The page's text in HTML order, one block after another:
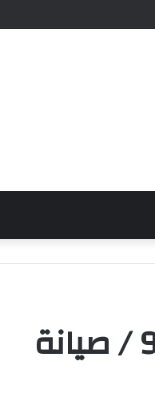
فني ستلايت الرحاب / 97242487 / صيانة